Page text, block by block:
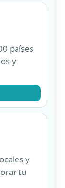
tu
con
una comisión sin coste